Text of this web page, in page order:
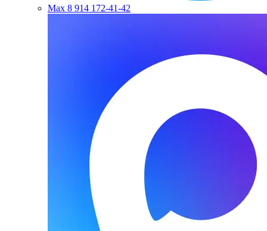
Max 8 914 172-41-42